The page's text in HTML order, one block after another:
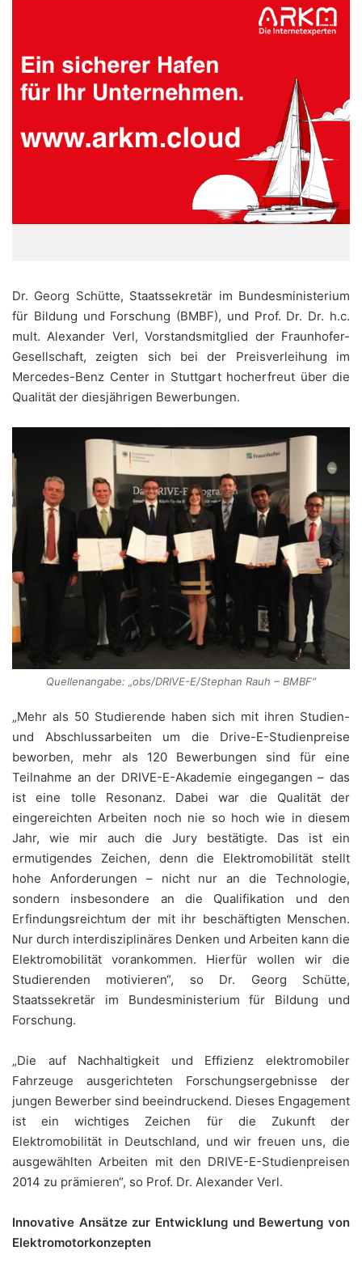
Dr. Georg Schütte, Staatssekretär im Bundesministerium
für Bildung und Forschung (BMBF), und Prof. Dr. Dr. h.c.
mult. Alexander Verl, Vorstandsmitglied der Fraunhofer-
Gesellschaft, zeigten sich bei der Preisverleihung im
Mercedes-Benz Center in Stuttgart hocherfreut über die
Qualität der diesjährigen Bewerbungen.
Quellenangabe: „obs/DRIVE-E/Stephan Rauh – BMBF“
„Mehr als 50 Studierende haben sich mit ihren Studien-
und Abschlussarbeiten um die Drive-E-Studienpreise
beworben, mehr als 120 Bewerbungen sind für eine
Teilnahme an der DRIVE-E-Akademie eingegangen – das
ist eine tolle Resonanz. Dabei war die Qualität der
eingereichten Arbeiten noch nie so hoch wie in diesem
Jahr, wie mir auch die Jury bestätigte. Das ist ein
ermutigendes Zeichen, denn die Elektromobilität stellt
hohe Anforderungen – nicht nur an die Technologie,
sondern insbesondere an die Qualifikation und den
Erfindungsreichtum der mit ihr beschäftigten Menschen.
Nur durch interdisziplinäres Denken und Arbeiten kann die
Elektromobilität vorankommen. Hierfür wollen wir die
Studierenden motivieren“, so Dr. Georg Schütte,
Staatssekretär im Bundesministerium für Bildung und
Forschung.
„Die auf Nachhaltigkeit und Effizienz elektromobiler
Fahrzeuge ausgerichteten Forschungsergebnisse der
jungen Bewerber sind beeindruckend. Dieses Engagement
ist ein wichtiges Zeichen für die Zukunft der
Elektromobilität in Deutschland, und wir freuen uns, die
ausgewählten Arbeiten mit den DRIVE-E-Studienpreisen
2014 zu prämieren“, so Prof. Dr. Alexander Verl.
Innovative Ansätze zur Entwicklung und Bewertung von
Elektromotorkonzepten